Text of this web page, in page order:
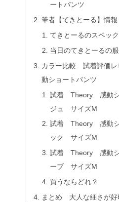
ートパンツ
筆者【てきとーる】情報
てきとーるのスペック
当日のてきとーるの
カラー比較 試着評価
動ショートパンツ
試着 Theory 感動
ジュ サイズM
試着 Theory 感動
ック サイズM
試着 Theory 感動
ーブ サイズM
買うならどれ？
まとめ 大人な細さが好